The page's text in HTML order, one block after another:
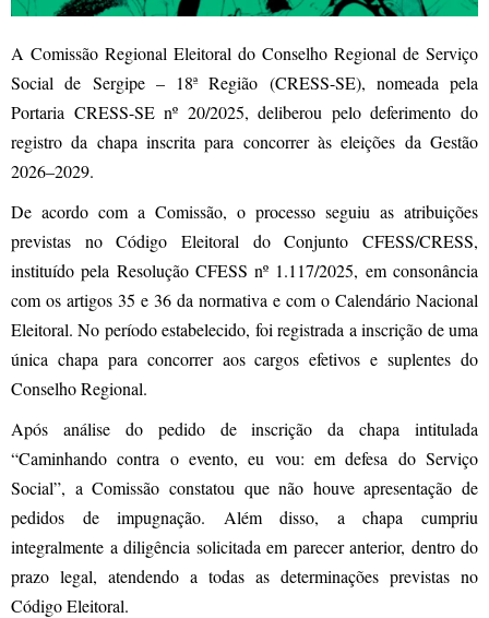
A Comissão Regional Eleitoral do Conselho Regional de Serviço
Social de Sergipe – 18ª Região (CRESS-SE), nomeada pela
Portaria CRESS-SE nº 20/2025, deliberou pelo deferimento do
registro da chapa inscrita para concorrer às eleições da Gestão
2026–2029.
De acordo com a Comissão, o processo seguiu as atribuições
previstas no Código Eleitoral do Conjunto CFESS/CRESS,
instituído pela Resolução CFESS nº 1.117/2025, em consonância
com os artigos 35 e 36 da normativa e com o Calendário Nacional
Eleitoral. No período estabelecido, foi registrada a inscrição de uma
única chapa para concorrer aos cargos efetivos e suplentes do
Conselho Regional.
Após análise do pedido de inscrição da chapa intitulada
“Caminhando contra o evento, eu vou: em defesa do Serviço
Social”, a Comissão constatou que não houve apresentação de
pedidos de impugnação. Além disso, a chapa cumpriu
integralmente a diligência solicitada em parecer anterior, dentro do
prazo legal, atendendo a todas as determinações previstas no
Código Eleitoral.